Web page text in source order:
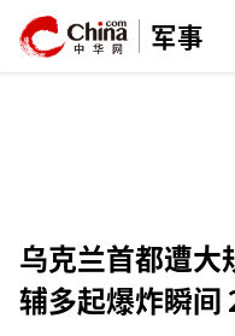
军事
乌克兰首都遭大
辅多起爆炸瞬间